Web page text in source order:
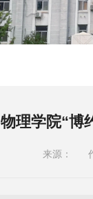
物理学院“博
来源：